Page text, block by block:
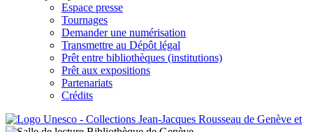
Espace presse
Tournages
Demander une numérisation
Transmettre au Dépôt légal
Prêt entre bibliothèques (institutions)
Prêt aux expositions
Partenariats
Crédits